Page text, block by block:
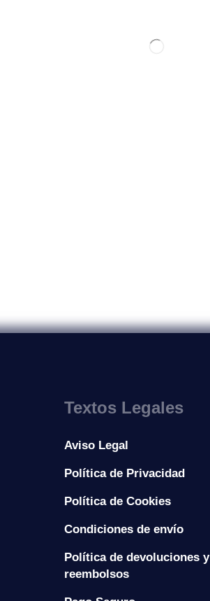
Textos Legales
Aviso Legal
Política de Privacidad
Política de Cookies
Condiciones de envío
Política de devoluciones y
reembolsos